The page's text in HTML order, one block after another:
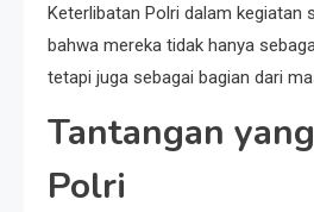
Keterlibatan Polri dalam kegiatan
bahwa mereka tidak hanya
tetapi juga sebagai bagian dari
Tantangan
Polri